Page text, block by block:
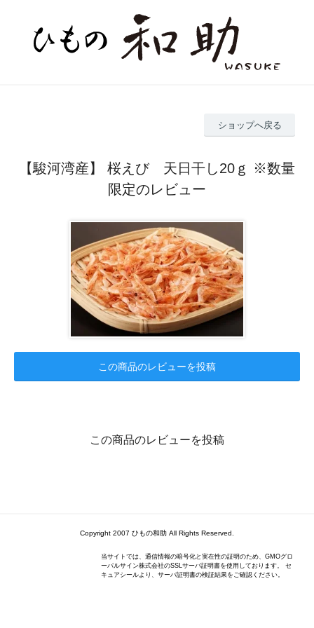
ショップへ戻る
【駿河湾産】 桜えび 天日干し20ｇ ※数量
限定のレビュー
この商品のレビューを投稿
この商品のレビューを投稿
Copyright 2007 ひもの和助 All Rights Reserved.
当サイトでは、通信情報の暗号化と実在性の証明のため、GMOグロ
ーバルサイン株式会社のSSLサーバ証明書を使用しております。 セ
キュアシールより、サーバ証明書の検証結果をご確認ください。